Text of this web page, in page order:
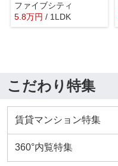
ファイブシティ
5.8万円 / 1LDK
こだわり特集
賃貸マンション特集
360°内覧特集